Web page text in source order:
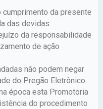
cumprimento da presente
das devidas
da responsabilidade
de ação
não podem negar
do Pregão Eletrônico
época esta Promotoria
do procedimento